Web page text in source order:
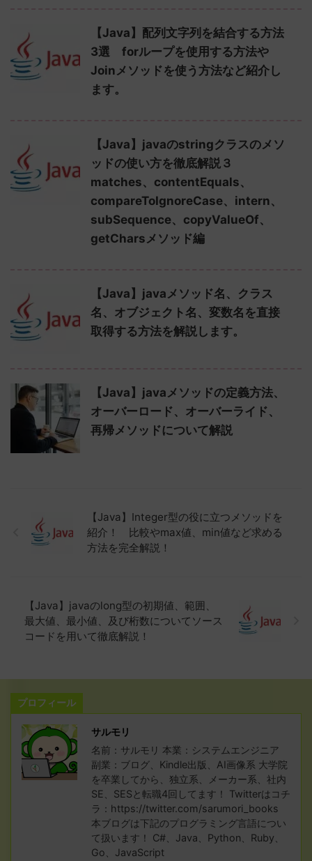
【Java】配列文字列を結合する方法
3選 forループを使用する方法や
Joinメソッドを使う方法など紹介し
ます。
【Java】javaのstringクラスのメソ
ッドの使い方を徹底解説３
matches、contentEquals、
compareToIgnoreCase、intern、
subSequence、copyValueOf、
getCharsメソッド編
【Java】javaメソッド名、クラス
名、オブジェクト名、変数名を直接
取得する方法を解説します。
【Java】javaメソッドの定義方法、
オーバーロード、オーバーライド、
再帰メソッドについて解説
【Java】Integer型の役に立つメソッドを
紹介！ 比較やmax値、min値など求める
方法を完全解説！
【Java】javaのlong型の初期値、範囲、
最大値、最小値、及び桁数についてソース
コードを用いて徹底解説！
プロフィール
サルモリ
名前：サルモリ 本業：システムエンジニア
副業：ブログ、Kindle出版、AI画像系 大学院
を卒業してから、独立系、メーカー系、社内
SE、SESと転職4回してます！ Twitterはコチ
ラ：https://twitter.com/sarumori_books
本ブログは下記のプログラミング言語につい
て扱います！ C#、Java、Python、Ruby、
Go、JavaScript